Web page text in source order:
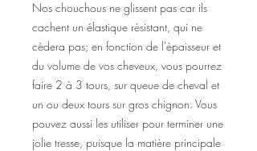
Nos chouchous ne glissent pas car ils
cachent un élastique résistant, qui ne
cèdera pas; en fonction de l'épaisseur et
du volume de vos cheveux, vous pourrez
faire 2 à 3 tours, sur queue de cheval et
un ou deux tours sur gros chignon. Vous
pouvez aussi les utiliser pour terminer une
jolie tresse, puisque la matière principale